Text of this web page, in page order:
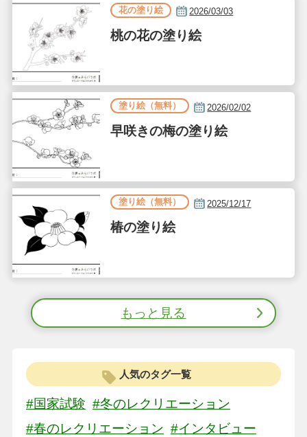
花の塗り絵 2026/03/03
桃の花の塗り絵
塗り絵（無料） 2026/02/02
早咲きの梅の塗り絵
塗り絵（無料） 2025/12/17
椿の塗り絵
もっと見る
人気のタグ一覧
#国家試験 #冬のレクリエーション
#春のレクリエーション #インタビュー